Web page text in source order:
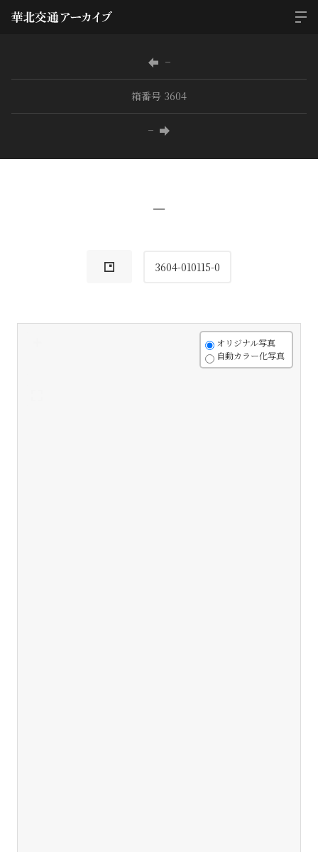
−
箱番号 3604
−
−
3604-010115-0
オリジナル写真
自動カラー化写真